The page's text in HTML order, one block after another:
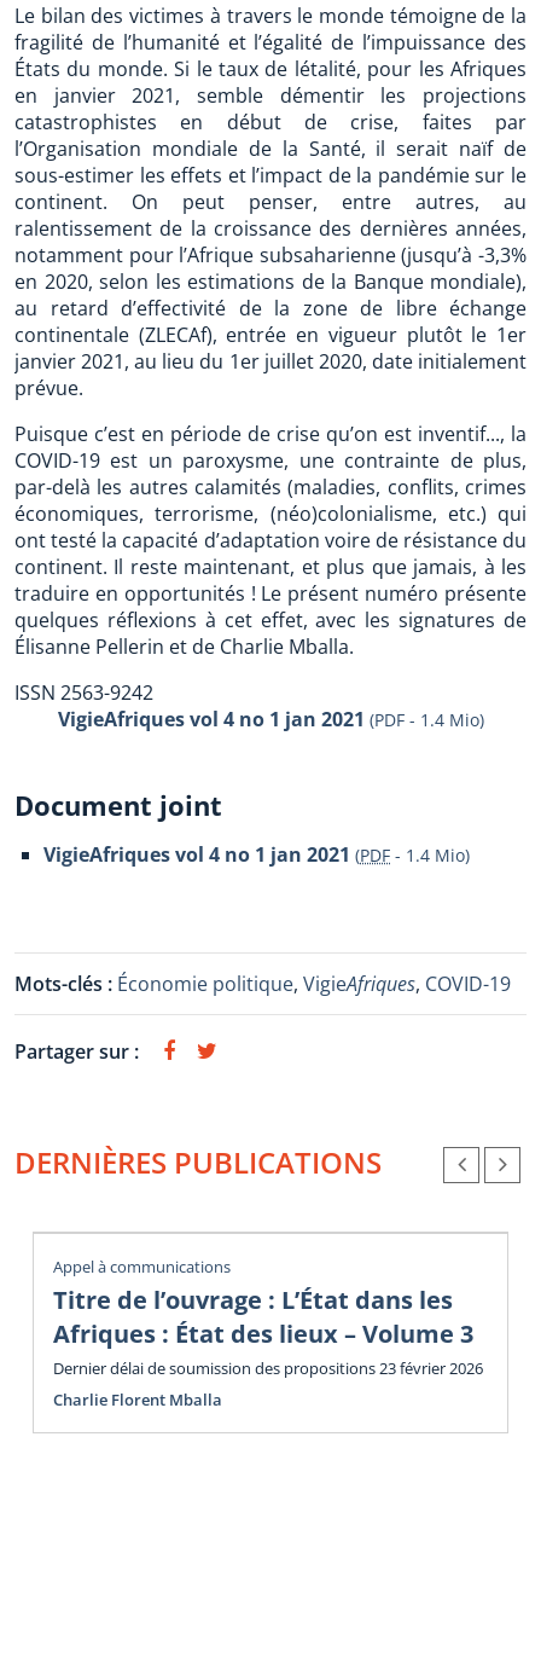
Le bilan des victimes à travers le monde témoigne de la
fragilité de l’humanité et l’égalité de l’impuissance des
États du monde. Si le taux de létalité, pour les Afriques
en janvier 2021, semble démentir les projections
catastrophistes en début de crise, faites par
l’Organisation mondiale de la Santé, il serait naïf de
sous-estimer les effets et l’impact de la pandémie sur le
continent. On peut penser, entre autres, au
ralentissement de la croissance des dernières années,
notamment pour l’Afrique subsaharienne (jusqu’à -3,3%
en 2020, selon les estimations de la Banque mondiale),
au retard d’effectivité de la zone de libre échange
continentale (ZLECAf), entrée en vigueur plutôt le 1er
janvier 2021, au lieu du 1er juillet 2020, date initialement
prévue.
Puisque c’est en période de crise qu’on est inventif..., la
COVID-19 est un paroxysme, une contrainte de plus,
par-delà les autres calamités (maladies, conflits, crimes
économiques, terrorisme, (néo)colonialisme, etc.) qui
ont testé la capacité d’adaptation voire de résistance du
continent. Il reste maintenant, et plus que jamais, à les
traduire en opportunités ! Le présent numéro présente
quelques réflexions à cet effet, avec les signatures de
Élisanne Pellerin et de Charlie Mballa.
ISSN 2563-9242
VigieAfriques vol 4 no 1 jan 2021 (PDF - 1.4 Mio)
Document joint
VigieAfriques vol 4 no 1 jan 2021 (PDF - 1.4 Mio)
Mots-clés : Économie politique, VigieAfriques, COVID-19
Partager sur :
DERNIÈRES PUBLICATIONS
Appel à communications
Titre de l’ouvrage : L’État dans les
Afriques : État des lieux – Volume 3
Dernier délai de soumission des propositions 23 février 2026
Charlie Florent Mballa